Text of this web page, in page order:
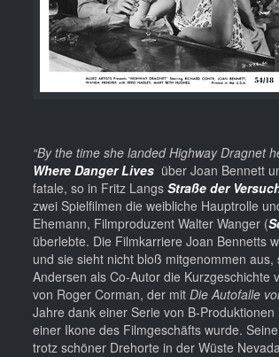
“By the time she landed Highway Dragnet
Where Danger Lives über Joan Bennett
fatale, so in Fritz Langs Straße der
zwei Spielfilmen die weibliche Hauptrolle
Ehemann, Filmproduzent Walter Wanger (
überlebte. Die Filmkarriere Joan Bennetts
und sie sieht nicht bloß mitgenommen
Andersen als Co-Autor die
von Roger Corman, der mit Die Autofalle
Jahre dank einer Serie von B-
einer Ikone des Filmgeschäfts wurde.
trotz schöner Drehorte in der Wüste